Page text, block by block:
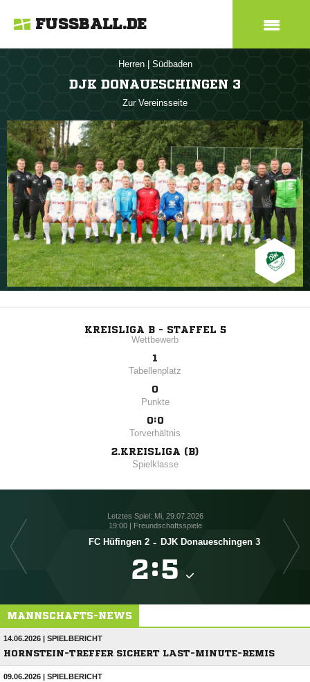
FUSSBALL.DE
Herren Südbaden
DJK DONAUESCHINGEN 3
Zur Vereinsseite
KREISLIGA B - STAFFEL 5
Wettbewerb
1
Tabellenplatz
0
Punkte
0:0
Torverhältnis
2.KREISLIGA (B)
Spielklasse
Letztes Spiel: Mi, 29.07.2026
19:00 | Freundschaftsspiele
FC Hüfingen 2 - DJK Donaueschingen 3
:
MANNSCHAFTS-NEWS
14.06.2026 | SPIELBERICHT
HORNSTEIN-TREFFER SICHERT LAST-MINUTE-REMIS
09.06.2026 | SPIELBERICHT